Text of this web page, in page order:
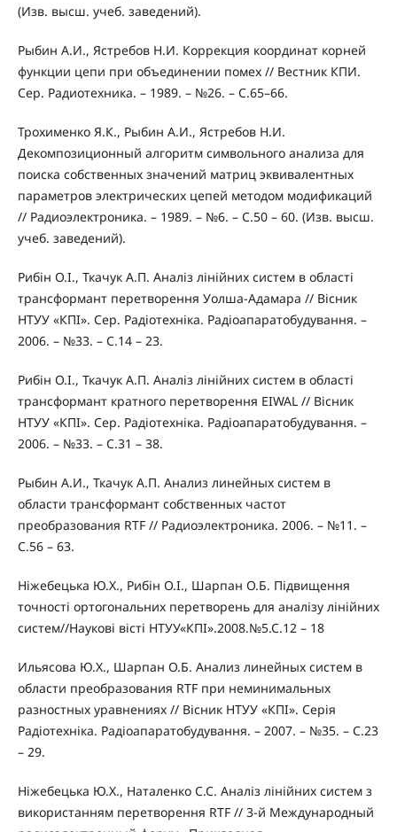
(Изв. высш. учеб. заведений).
Рыбин А.И., Ястребов Н.И. Коррекция координат корней
функции цепи при объединении помех // Вестник КПИ.
Сер. Радиотехника. – 1989. – №26. – С.65–66.
Трохименко Я.К., Рыбин А.И., Ястребов Н.И.
Декомпозиционный алгоритм символьного анализа для
поиска собственных значений матриц эквивалентных
параметров электрических цепей методом модификаций
// Радиоэлектроника. – 1989. – №6. – С.50 – 60. (Изв. высш.
учеб. заведений).
Рибін О.І., Ткачук А.П. Аналіз лінійних систем в області
трансформант перетворення Уолша-Адамара // Вісник
НТУУ «КПІ». Сер. Радіотехніка. Радіоапаратобудування. –
2006. – №33. – С.14 – 23.
Рибін О.І., Ткачук А.П. Аналіз лінійних систем в області
трансформант кратного перетворення EIWAL // Вісник
НТУУ «КПІ». Сер. Радіотехніка. Радіоапаратобудування. –
2006. – №33. – С.31 – 38.
Рыбин А.И., Ткачук А.П. Анализ линейных систем в
области трансформант собственных частот
преобразования RTF // Радиоэлектроника. 2006. – №11. –
С.56 – 63.
Ніжебецька Ю.Х., Рибін О.І., Шарпан О.Б. Підвищення
точності ортогональних перетворень для аналізу лінійних
систем//Наукові вісті НТУУ«КПІ».2008.№5.С.12 – 18
Ильясова Ю.Х., Шарпан О.Б. Анализ линейных систем в
области преобразования RTF при неминимальных
разностных уравнениях // Вісник НТУУ «КПІ». Серія
Радіотехніка. Радіоапаратобудування. – 2007. – №35. – С.23
– 29.
Ніжебецька Ю.Х., Наталенко С.С. Аналіз лінійних систем з
використанням перетворення RTF // 3-й Международный